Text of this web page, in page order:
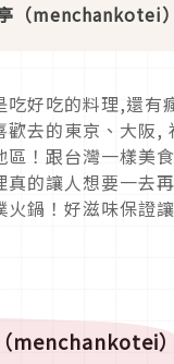
（menchankotei）
吃好吃的料理,還有
歡去的東京、大阪,
！跟台灣一樣美
的讓人想要一去
火鍋！好滋味保證
（menchankotei）